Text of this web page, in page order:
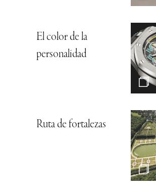
El color de la
personalidad
Ruta de fortalezas